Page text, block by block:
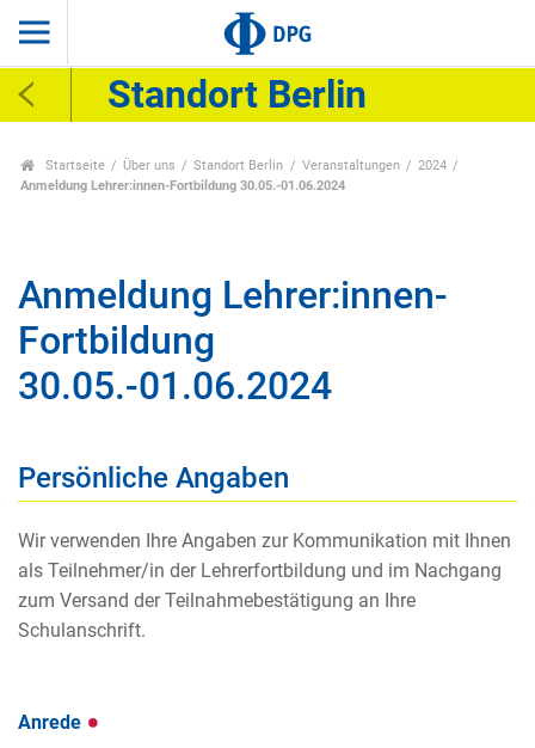
Standort Berlin
Startseite Über uns Standort Berlin Veranstaltungen
2024
Anmeldung Lehrer:innen-Fortbildung 30.05.-01.06.2024
Anmeldung Lehrer:innen-
Fortbildung
30.05.-01.06.2024
Persönliche Angaben
Wir verwenden Ihre Angaben zur Kommunikation mit Ihnen
als Teilnehmer/in der Lehrerfortbildung und im Nachgang
zum Versand der Teilnahmebestätigung an Ihre
Schulanschrift.
Anrede